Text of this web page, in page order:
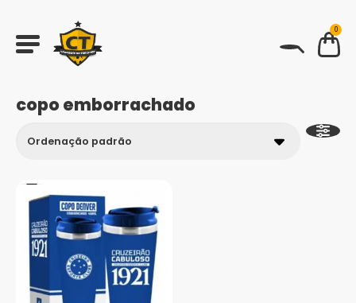
0
copo emborrachado